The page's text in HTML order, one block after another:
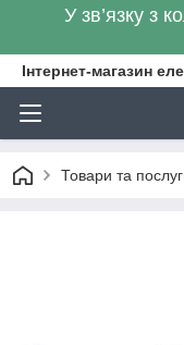
У зв’язку з
Інтернет-магазин
Товари та